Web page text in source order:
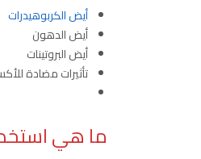
أيض الكربوهيدرات
أيض الدهون
أيض البروتينات
تأثيرات مضادة
ما هي